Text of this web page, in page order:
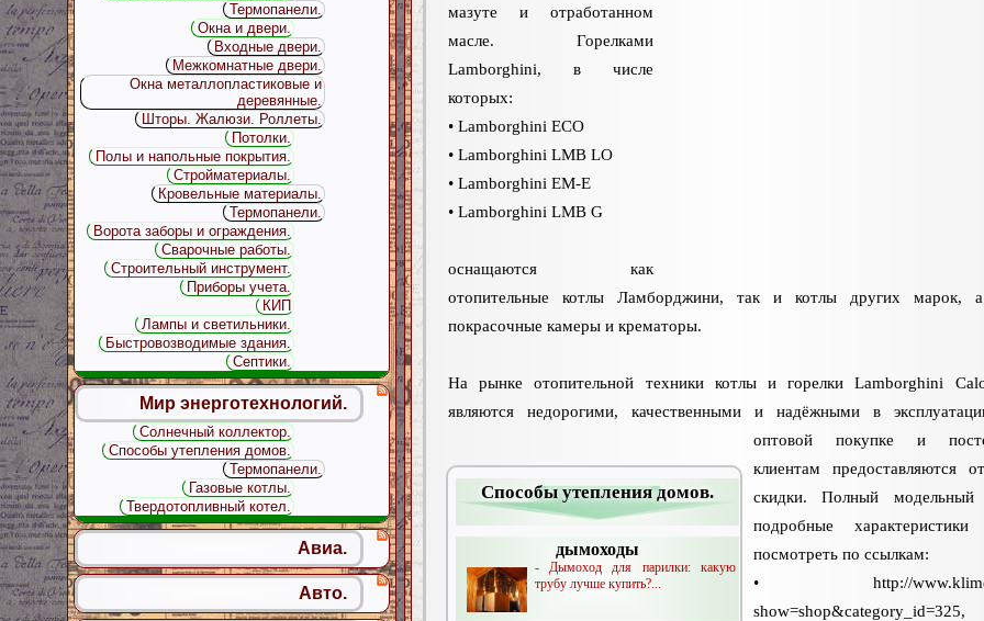
Способы утепления домов.
дымоходы
- Дымоход для парилки: какую
трубу лучше купить?...
мазуте и отработанном
масле. Горелками
Lamborghini, в числе
которых:
• Lamborghini ECO
• Lamborghini LMB LO
• Lamborghini EM-E
• Lamborghini LMB G
оснащаются как
отопительные котлы Ламборджини, так и котлы других марок,
покрасочные камеры и крематоры.
На рынке отопительной техники котлы и горелки Lamborghini
являются недорогими, качественными и надёжными в
оптовой покупке и
клиентам предоставляются
скидки. Полный
подробные
посмотреть по ссылкам:
• http://
show=shop&category_id=325,
Термопанели.
Окна и двери.
Входные двери.
Межкомнатные двери.
Окна металлопластиковые и
деревянные.
Шторы. Жалюзи. Роллеты.
Потолки.
Полы и напольные покрытия.
Стройматериалы.
Кровельные материалы.
Термопанели.
Ворота заборы и ограждения.
Сварочные работы.
Строительный инструмент.
Приборы учета.
КИП
Лампы и светильники.
Быстровозводимые здания.
Септики.
Мир энерготехнологий.
Солнечный коллектор.
Способы утепления домов.
Термопанели.
Газовые котлы.
Твердотопливный котел.
Авиа.
Авто.